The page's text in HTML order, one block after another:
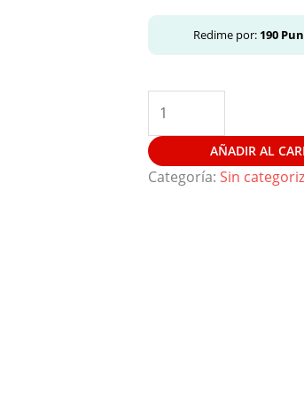
Redime por: 190
AÑADIR AL
Categoría: Sin